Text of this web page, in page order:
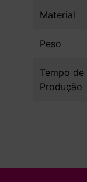
Material
Peso
Tempo de
Produção